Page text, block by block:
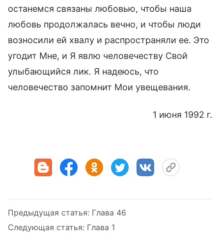
останемся связаны любовью, чтобы наша
любовь продолжалась вечно, и чтобы люди
возносили ей хвалу и распространяли ее. Это
угодит Мне, и Я явлю человечеству Свой
улыбающийся лик. Я надеюсь, что
человечество запомнит Мои увещевания.
1 июня 1992 г.
Предыдущая статья: Глава 46
Следующая статья: Глава 1